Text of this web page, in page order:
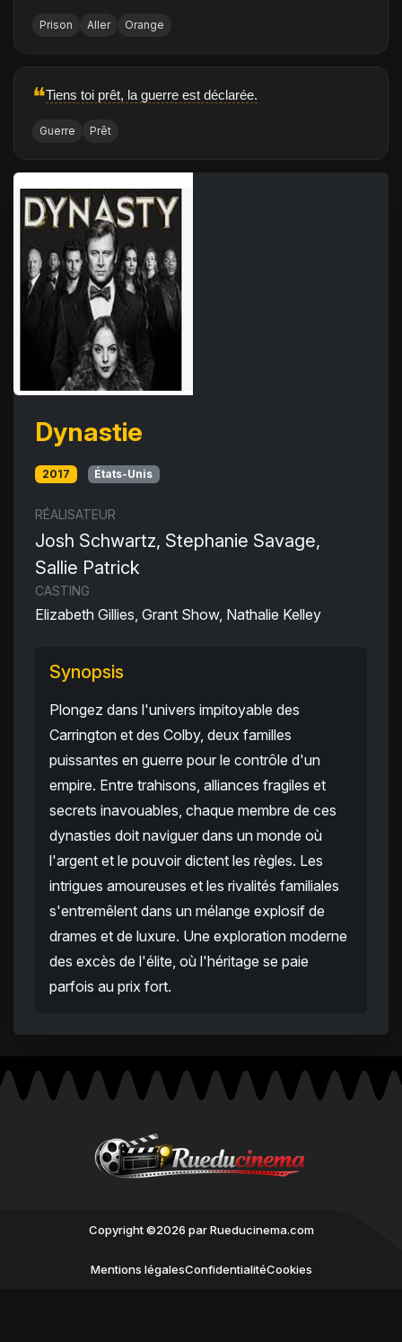
Prison Aller Orange
❝Tiens toi prêt, la guerre est déclarée.
Guerre Prêt
Dynastie
2017 États-Unis
RÉALISATEUR
Josh Schwartz, Stephanie Savage,
Sallie Patrick
CASTING
Elizabeth Gillies, Grant Show, Nathalie Kelley
Synopsis
Plongez dans l'univers impitoyable des
Carrington et des Colby, deux familles
puissantes en guerre pour le contrôle d'un
empire. Entre trahisons, alliances fragiles et
secrets inavouables, chaque membre de ces
dynasties doit naviguer dans un monde où
l'argent et le pouvoir dictent les règles. Les
intrigues amoureuses et les rivalités familiales
s'entremêlent dans un mélange explosif de
drames et de luxure. Une exploration moderne
des excès de l'élite, où l'héritage se paie
parfois au prix fort.
Copyright ©2026 par Rueducinema.com
Mentions légalesConfidentialitéCookies